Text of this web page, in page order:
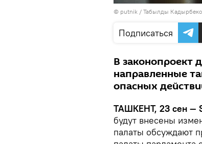
© putnik / Табылды
Подписаться
В законопроект
направленные
опасных
ТАШКЕНТ, 23 сен —
будут внесены
палаты обсуждают